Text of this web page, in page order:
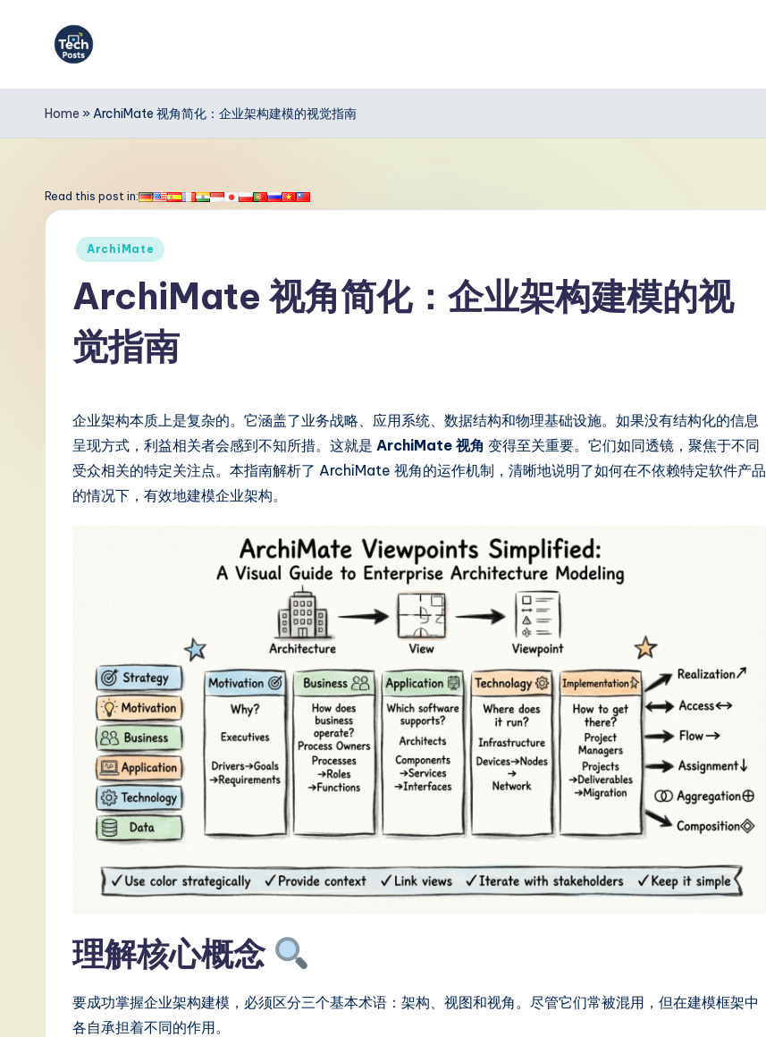
T
e
h
m
Home » ArchiMate 视角简化：企业架构建模的视觉指南
Read this post in:
Posted
ArchiMate
ArchiMate 视角简化：企业架构建模的视
觉指南
企业架构本质上是复杂的。它涵盖了业务战略、应用系统、数据结构和物理基础设施。如果没有结构化的信息
呈现方式，利益相关者会感到不知所措。这就是 ArchiMate 视角 变得至关重要。它们如同透镜，聚焦于不同
受众相关的特定关注点。本指南解析了 ArchiMate 视角的运作机制，清晰地说明了如何在不依赖特定软件产品
的情况下，有效地建模企业架构。
理解核心概念
要成功掌握企业架构建模，必须区分三个基本术语：架构、视图和视角。尽管它们常被混用，但在建模框架中
各自承担着不同的作用。